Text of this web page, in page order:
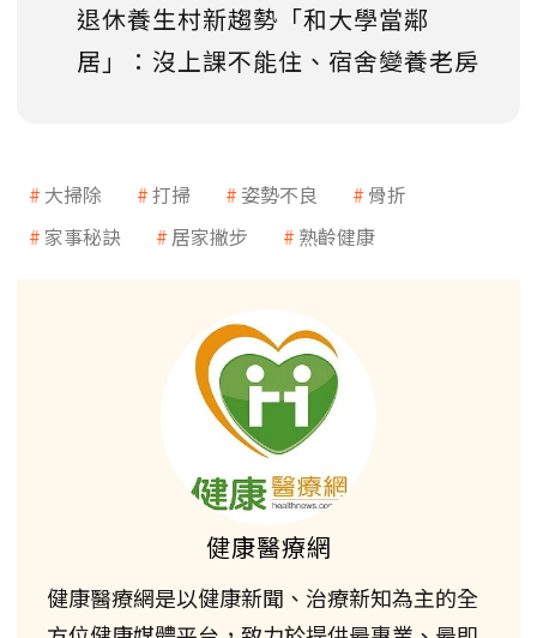
退休養生村新趨勢「和大學當鄰
居」：沒上課不能住、宿舍變養老房
大掃除 打掃 姿勢不良
骨折
家事秘訣
居家撇步 熟齡健康
健康醫療網
健康醫療網是以健康新聞、治療新知為主的全